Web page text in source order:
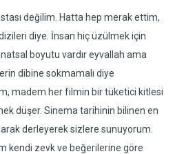
değilim. Hatta hep merak ettim,
diye. İnsan hiç üzülmek için
boyutu vardır eyvallah ama
dibine sokmamalı diye
madem her filmin bir tüketici kitlesi
düşer. Sinema tarihinin bilinen en
derleyerek sizlere sunuyorum.
kendi zevk ve beğerilerine göre